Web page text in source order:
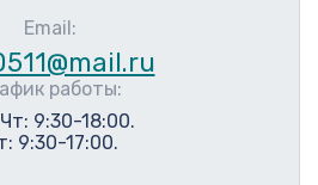
Email:
работы:
9:30-18:00.
9:30-17:00.